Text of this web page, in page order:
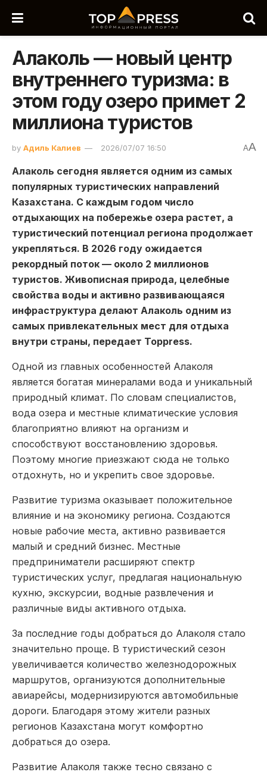
Алаколь — новый центр
внутреннего туризма: в
этом году озеро примет 2
миллиона туристов
by Адиль Калиев 2026/07/07 16:50 AA
Алаколь сегодня является одним из самых
популярных туристических направлений
Казахстана. С каждым годом число
отдыхающих на побережье озера растет, а
туристический потенциал региона продолжает
укрепляться. В 2026 году ожидается
рекордный поток — около 2 миллионов
туристов. Живописная природа, целебные
свойства воды и активно развивающаяся
инфраструктура делают Алаколь одним из
самых привлекательных мест для отдыха
внутри страны, передает Toppress.
Одной из главных особенностей Алаколя
является богатая минералами вода и уникальный
природный климат. По словам специалистов,
вода озера и местные климатические условия
благоприятно влияют на организм и
способствуют восстановлению здоровья.
Поэтому многие приезжают сюда не только
отдохнуть, но и укрепить свое здоровье.
Развитие туризма оказывает положительное
влияние и на экономику региона. Создаются
новые рабочие места, активно развивается
малый и средний бизнес. Местные
предприниматели расширяют спектр
туристических услуг, предлагая национальную
кухню, экскурсии, водные развлечения и
различные виды активного отдыха.
За последние годы добраться до Алаколя стало
значительно проще. В туристический сезон
увеличивается количество железнодорожных
маршрутов, организуются дополнительные
авиарейсы, модернизируются автомобильные
дороги. Благодаря этому жители разных
регионов Казахстана могут комфортно
добраться до озера.
Развитие Алаколя также тесно связано с